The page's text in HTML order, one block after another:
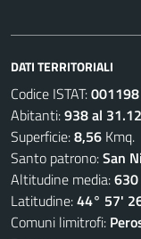
DATI TERRITORIALI
Codice ISTAT:001198
Abitanti:938 al
Superficie:8,56
Santo patrono:San
Altitudine media:630
Latitudine:44° 57'
Comuni limitrofi: